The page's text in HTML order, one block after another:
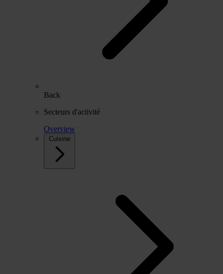
Back
Secteurs d'activité
Overview
Cuisine